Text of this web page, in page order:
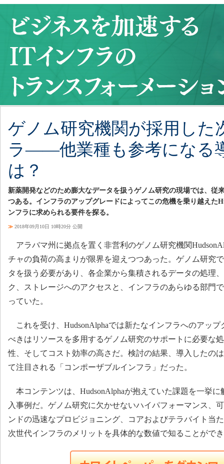
ゲノム研究機関が採用した
ラ――他業種も参考になる
は？
新薬開発などのため膨大なデータを扱うゲノム研究の現場では、従
つある。インフラのアップグレードによってこの危機を乗り越えた
ンフラに求められる要件を探る。
≫ 2018年09月10日 10時20分 公開
アラバマ州に拠点を置く非営利のゲノム研究機関
チャの負荷の高まりが限界を迎えつつあった。ゲノム研究
タを扱う必要があり、各企業から集積されるデータの処理
ク、ストレージへのアクセスと、インフラのあらゆる部門
っていた。
これを受け、HudsonAlphaでは新たなインフラへのアッ
べきはリソースを多用するゲノム研究のサポートに必要な
性、そしてコスト効率の高さだ。検討の結果、導入したの
て注目される「コンポーザブルインフラ」だった。
本コンテンツは、HudsonAlphaが抱えていた課題を一挙
入事例だ。ゲノム研究に欠かせないハイパフォーマンス、
ンドの迅速なプロビジョニング、コアおよびテラバイト当
次世代インフラのメリットを具体的な数値で知ることがで